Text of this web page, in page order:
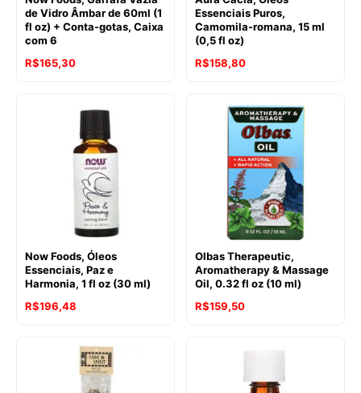
de Vidro Âmbar de 60ml (1
fl oz) + Conta-gotas, Caixa
com 6
R$165,30
Essenciais Puros,
Camomila-romana, 15 ml
(0,5 fl oz)
R$158,80
Now Foods, Óleos
Essenciais, Paz e
Harmonia, 1 fl oz (30 ml)
R$196,48
Olbas Therapeutic,
Aromatherapy & Massage
Oil, 0.32 fl oz (10 ml)
R$159,50